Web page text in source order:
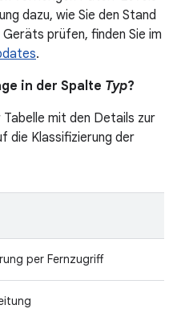
dazu, wie Sie den Stand
prüfen, finden Sie im
.
in der Spalte Typ?
Tabelle mit den Details zur
die Klassifizierung der
per Fernzugriff